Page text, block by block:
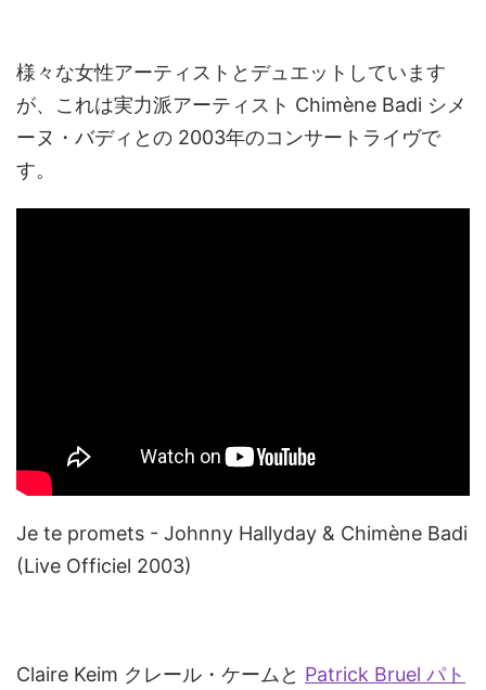
様々な女性アーティストとデュエットしています
が、これは実力派アーティスト Chimène Badi シメ
ーヌ・バディとの 2003年のコンサートライヴで
す。
Je te promets - Johnny Hallyday & Chimène Badi
(Live Officiel 2003)
Claire Keim クレール・ケームと Patrick Bruel パト